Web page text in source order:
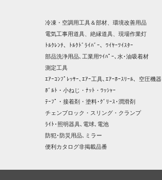
冷凍・空調用工具＆部材、環境改善用品
電気工事用道具、絶縁道具、現場作業灯
ﾄﾙｸﾚﾝﾁ、ﾄﾙｸﾄﾞﾗｲﾊﾞｰ、ﾜｲﾔｰﾂｲｽﾀｰ
部品洗浄用品､工業用ﾜｲﾊﾟｰ､水･油吸着材
測定工具
ｴｱｰｺﾝﾌﾟﾚｯｻｰ､ｴｱｰ工具､ｴｱｰﾎｰｽﾘｰﾙ、空圧機器
ﾎﾞﾙﾄ・小ねじ・ﾅｯﾄ・ﾜｯｼｬｰ
ﾃｰﾌﾟ・接着剤・塗料･ｸﾞﾘｰｽ･潤滑剤
チェンブロック・スリング・クランプ
ﾗｲﾄ･照明器具､電球､電池
防犯･防災用品､ミラー
便利カタログ非掲載品番